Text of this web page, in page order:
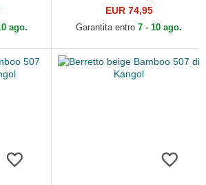
ago.
EUR 74,95
Garantita entro 7 - 10 ago.